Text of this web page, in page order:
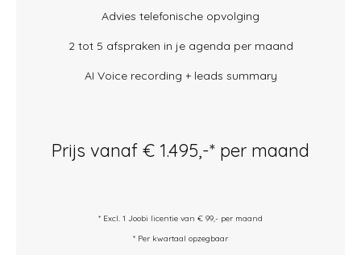
Advies telefonische opvolging
2 tot 5 afspraken in je agenda per maand
AI Voice recording + leads summary
Prijs vanaf € 1.495,-* per maand
* Excl. 1 Joobi licentie van € 99,- per maand
* Per kwartaal opzegbaar